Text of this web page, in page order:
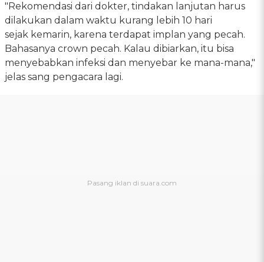
"Rekomendasi dari dokter, tindakan lanjutan harus
dilakukan dalam waktu kurang lebih 10 hari
sejak kemarin, karena terdapat implan yang pecah.
Bahasanya crown pecah. Kalau dibiarkan, itu bisa
menyebabkan infeksi dan menyebar ke mana-mana,"
jelas sang pengacara lagi.